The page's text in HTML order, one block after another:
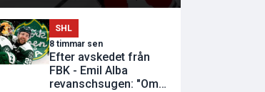
SHL
8 timmar sen
Efter avskedet från
FBK - Emil Alba
revanschsugen: "Om